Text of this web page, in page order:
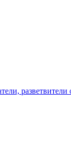
разветвители